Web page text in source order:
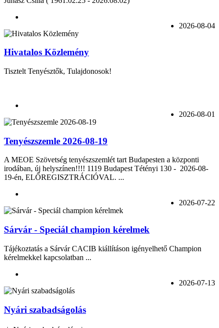
2026-08-04
Hivatalos Közlemény
Tisztelt Tenyésztők, Tulajdonosok!
2026-08-01
Tenyészszemle 2026-08-19
A MEOE Szövetség tenyészszemlét tart Budapesten a központi
irodában, új helyszínen!!!! 1119 Budapest Tétényi 130 - 2026-08-
19-én, ELŐREGISZTRÁCIÓVAL. ...
2026-07-22
Sárvár - Speciál champion kérelmek
Tájékoztatás a Sárvár CACIB kiállításon igényelhető Champion
kérelmekkel kapcsolatban ...
2026-07-13
Nyári szabadságolás